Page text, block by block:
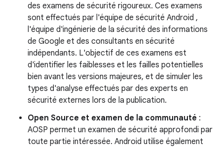
des examens de sécurité rigoureux. Ces examens
sont effectués par l'équipe de sécurité Android ,
l'équipe d'ingénierie de la sécurité des informations
de Google et des consultants en sécurité
indépendants. L'objectif de ces examens est
d'identifier les faiblesses et les failles potentielles
bien avant les versions majeures, et de simuler les
types d'analyse effectués par des experts en
sécurité externes lors de la publication.
Open Source et examen de la communauté :
AOSP permet un examen de sécurité approfondi par
toute partie intéressée. Android utilise également